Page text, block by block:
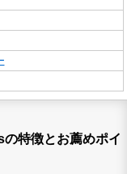
特徴とお薦めポイ